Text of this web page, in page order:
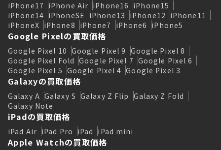
iPhone17 iPhone Air iPhone16 iPhone15
iPhone14 iPhoneSE iPhone13 iPhone12 iPhone11
iPhoneX iPhone8 iPhone7 iPhone6 iPhone5
Google Pixelの買取価格
Google Pixel 10 Google Pixel 9 Google Pixel 8
Google Pixel Fold Google Pixel 7 Google Pixel 6
Google Pixel 5 Google Pixel 4 Google Pixel 3
Galaxyの買取価格
Galaxy A Galaxy S Galaxy Z Flip Galaxy Z Fold
Galaxy Note
iPadの買取価格
iPad Air iPad Pro iPad iPad mini
Apple Watchの買取価格